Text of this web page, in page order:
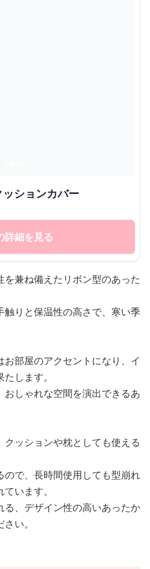
ションカバー
詳細を見る
を兼ね備えたリボン型のあった
りと保温性の高さで、寒い季
部屋のアクセントになり、イ
します。
おしゃれな空間を演出できるあ
ッションや枕としても使える
で、長時間使用しても型崩れ
います。
る、デザイン性の高いあったか
い。